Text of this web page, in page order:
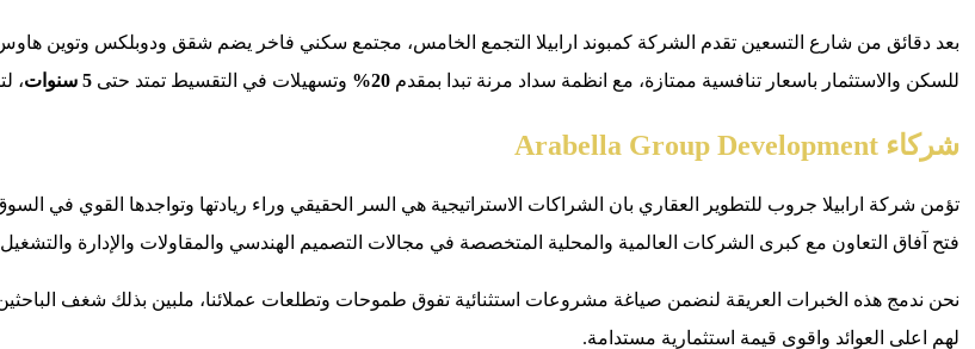
بعد دقائق من شارع التسعين تقدم الشركة كمبوند ارابيلا التجمع الخامس، مجتمع سكني فاخر يضم شقق ودوبلكس وتوين
للسكن والاستثمار باسعار تنافسية ممتازة، مع انظمة سداد مرنة تبدا بمقدم 20% وتسهيلات في التقسيط تمتد حتى ،
شركاء Arabella Group Development
تؤمن شركة ارابيلا جروب للتطوير العقاري بان الشراكات الاستراتيجية هي السر الحقيقي وراء ريادتها وتواجدها القوي في
فتح آفاق التعاون مع كبرى الشركات العالمية والمحلية المتخصصة في مجالات التصميم الهندسي والمقاولات والإدارة
نحن ندمج هذه الخبرات العريقة لنضمن صياغة مشروعات استثنائية تفوق طموحات وتطلعات عملائنا، ملبين بذلك شغف
لهم اعلى العوائد واقوى قيمة استثمارية مستدامة.